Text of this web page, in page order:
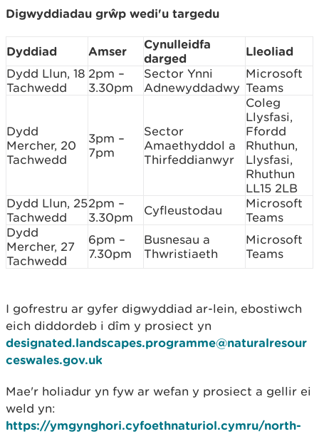
Digwyddiadau grŵp wedi'u targedu
Dyddiad Amser
Cynulleidfa
darged
Lleoliad
Dydd Llun, 18
Tachwedd
2pm –
3.30pm
Sector Ynni
Adnewyddadwy
Microsoft
Teams
Dydd
Mercher, 20
Tachwedd
3pm –
7pm
Sector
Amaethyddol a
Thirfeddianwyr
Coleg
Llysfasi,
Ffordd
Rhuthun,
Llysfasi,
Rhuthun
LL15 2LB
Dydd Llun, 25
Tachwedd
2pm –
3.30pm
Cyfleustodau
Microsoft
Teams
Dydd
Mercher, 27
Tachwedd
6pm –
7.30pm
Busnesau a
Thwristiaeth
Microsoft
Teams
I gofrestru ar gyfer digwyddiad ar-lein, ebostiwch
eich diddordeb i dîm y prosiect yn
designated.landscapes.programme@naturalresour
ceswales.gov.uk
Mae'r holiadur yn fyw ar wefan y prosiect a gellir ei
weld yn:
https://ymgynghori.cyfoethnaturiol.cymru/north-